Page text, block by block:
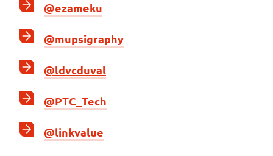
@ezameku
@mupsigraphy
@ldvcduval
@PTC_Tech
@linkvalue